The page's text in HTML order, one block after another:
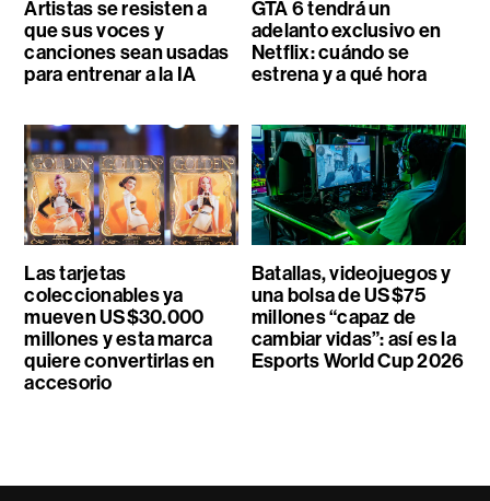
Artistas se resisten a
que sus voces y
canciones sean usadas
para entrenar a la IA
GTA 6 tendrá un
adelanto exclusivo en
Netflix: cuándo se
estrena y a qué hora
Las tarjetas
coleccionables ya
mueven US$30.000
millones y esta marca
quiere convertirlas en
accesorio
Batallas, videojuegos y
una bolsa de US$75
millones “capaz de
cambiar vidas”: así es la
Esports World Cup 2026